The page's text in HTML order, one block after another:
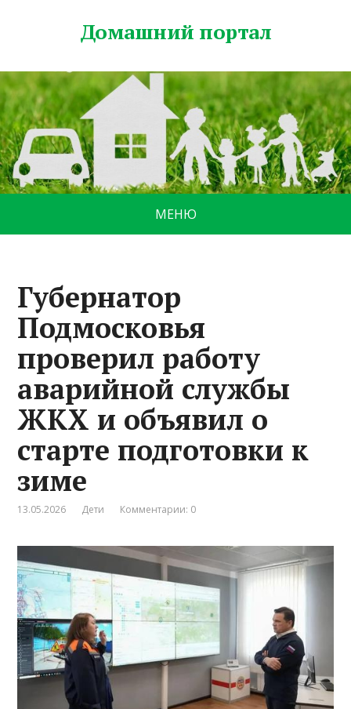
Домашний портал
МЕНЮ
Губернатор
Подмосковья
проверил работу
аварийной службы
ЖКХ и объявил о
старте подготовки к
зиме
13.05.2026 Дети Комментарии: 0